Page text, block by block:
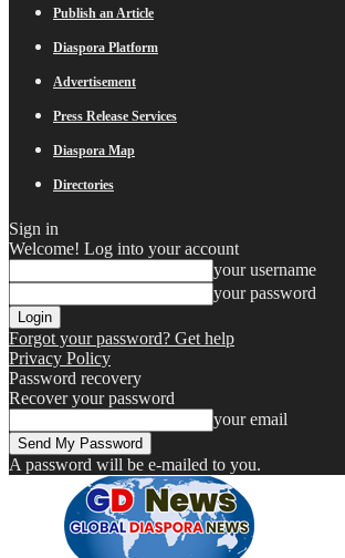
Publish an Article
Diaspora Platform
Advertisement
Press Release Services
Diaspora Map
Directories
Sign in
Welcome! Log into your account
your username
your password
Forgot your password? Get help
Privacy Policy
Password recovery
Recover your password
your email
A password will be e-mailed to you.